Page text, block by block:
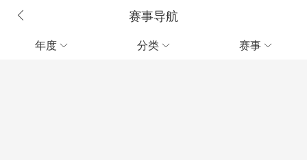
赛事导航
年度  分类  赛事 